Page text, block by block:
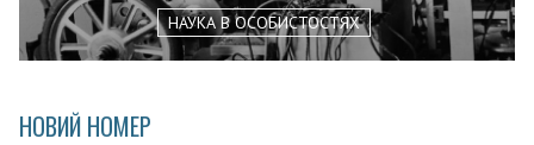
НАУКА В ОСОБИСТОСТЯХ
НОВИЙ НОМЕР